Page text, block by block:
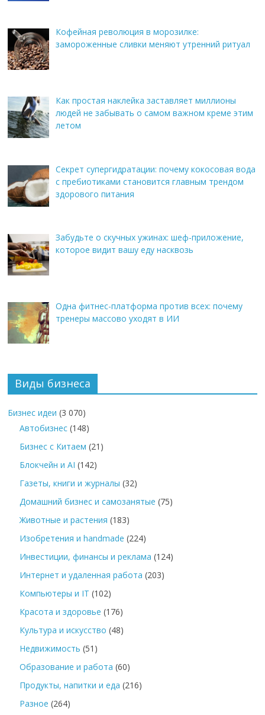
Кофейная революция в морозилке:
замороженные сливки меняют утренний ритуал
Как простая наклейка заставляет миллионы
людей не забывать о самом важном креме этим
летом
Секрет супергидратации: почему кокосовая вода
с пребиотиками становится главным трендом
здорового питания
Забудьте о скучных ужинах: шеф-приложение,
которое видит вашу еду насквозь
Одна фитнес-платформа против всех: почему
тренеры массово уходят в ИИ
Виды бизнеса
Бизнес идеи (3 070)
Автобизнес (148)
Бизнес с Китаем (21)
Блокчейн и AI (142)
Газеты, книги и журналы (32)
Домашний бизнес и самозанятые (75)
Животные и растения (183)
Изобретения и handmade (224)
Инвестиции, финансы и реклама (124)
Интернет и удаленная работа (203)
Компьютеры и IT (102)
Красота и здоровье (176)
Культура и искусство (48)
Недвижимость (51)
Образование и работа (60)
Продукты, напитки и еда (216)
Разное (264)